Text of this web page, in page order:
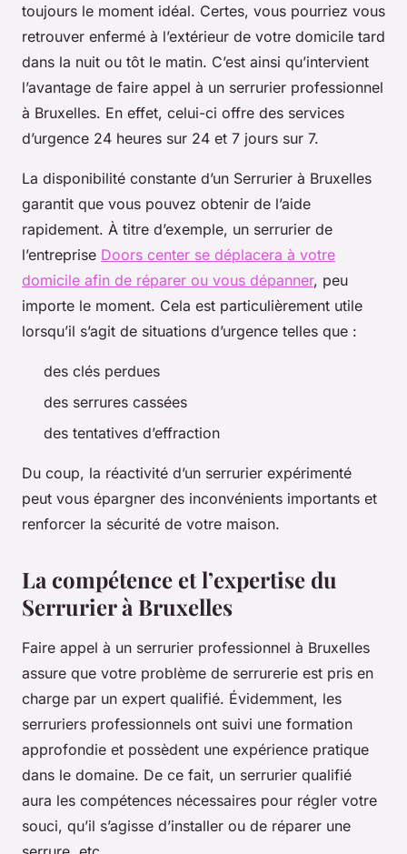
toujours le moment idéal. Certes, vous pourriez vous
retrouver enfermé à l’extérieur de votre domicile tard
dans la nuit ou tôt le matin. C’est ainsi qu’intervient
l’avantage de faire appel à un serrurier professionnel
à Bruxelles. En effet, celui-ci offre des services
d’urgence 24 heures sur 24 et 7 jours sur 7.
La disponibilité constante d’un Serrurier à Bruxelles
garantit que vous pouvez obtenir de l’aide
rapidement. À titre d’exemple, un serrurier de
l’entreprise Doors center se déplacera à votre
domicile afin de réparer ou vous dépanner, peu
importe le moment. Cela est particulièrement utile
lorsqu’il s’agit de situations d’urgence telles que :
des clés perdues
des serrures cassées
des tentatives d’effraction
Du coup, la réactivité d’un serrurier expérimenté
peut vous épargner des inconvénients importants et
renforcer la sécurité de votre maison.
La compétence et l’expertise du
Serrurier à Bruxelles
Faire appel à un serrurier professionnel à Bruxelles
assure que votre problème de serrurerie est pris en
charge par un expert qualifié. Évidemment, les
serruriers professionnels ont suivi une formation
approfondie et possèdent une expérience pratique
dans le domaine. De ce fait, un serrurier qualifié
aura les compétences nécessaires pour régler votre
souci, qu’il s’agisse d’installer ou de réparer une